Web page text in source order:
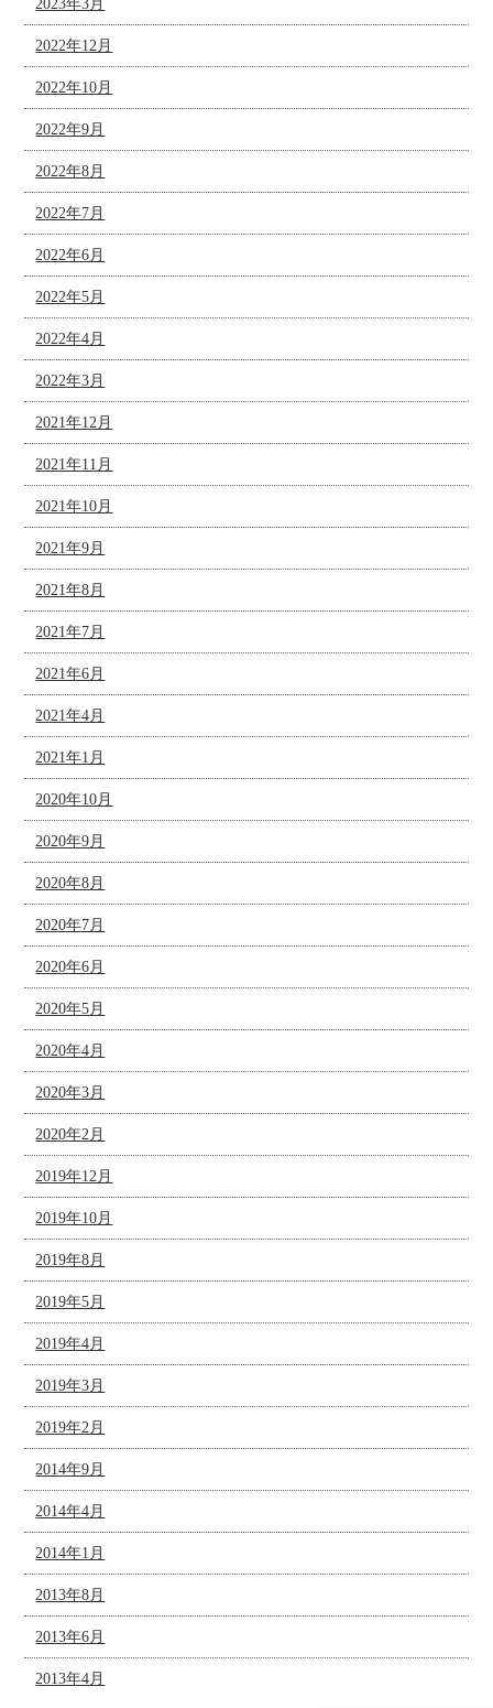
2023年3月
2022年12月
2022年10月
2022年9月
2022年8月
2022年7月
2022年6月
2022年5月
2022年4月
2022年3月
2021年12月
2021年11月
2021年10月
2021年9月
2021年8月
2021年7月
2021年6月
2021年4月
2021年1月
2020年10月
2020年9月
2020年8月
2020年7月
2020年6月
2020年5月
2020年4月
2020年3月
2020年2月
2019年12月
2019年10月
2019年8月
2019年5月
2019年4月
2019年3月
2019年2月
2014年9月
2014年4月
2014年1月
2013年8月
2013年6月
2013年4月